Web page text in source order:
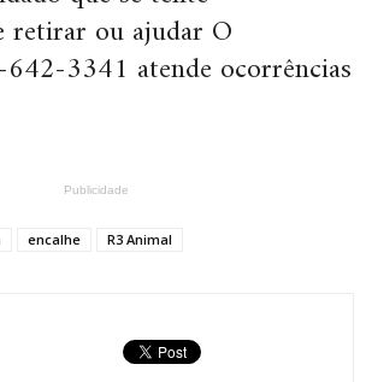
retirar ou ajudar O
3341 atende ocorrências
Publicidade
encalhe R3 Animal